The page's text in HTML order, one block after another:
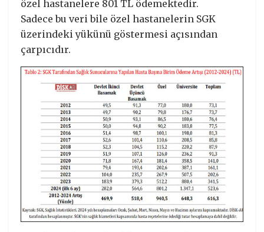
özel hastanelere 801 TL ödemektedir.
Sadece bu veri bile özel hastanelerin SGK
üzerindeki yükünü göstermesi açısından
çarpıcıdır.